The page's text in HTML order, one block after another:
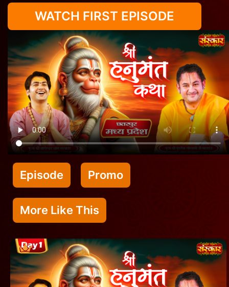
WATCH FIRST EPISODE
Episode Promo
More Like This